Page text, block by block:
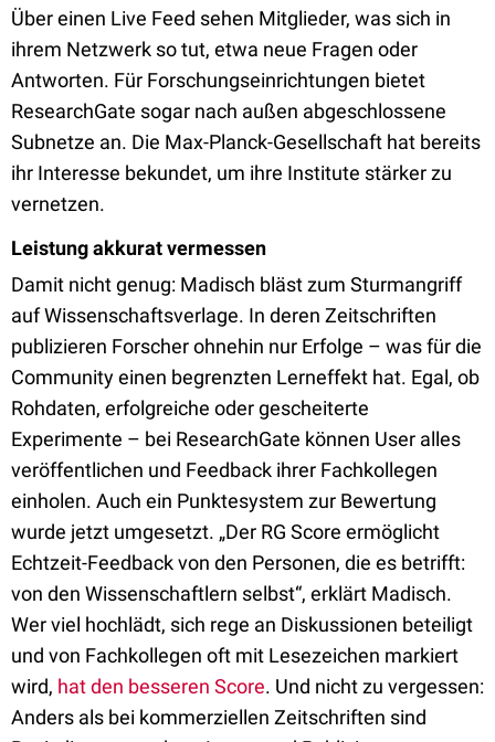
Über einen Live Feed sehen Mitglieder, was sich in
ihrem Netzwerk so tut, etwa neue Fragen oder
Antworten. Für Forschungseinrichtungen bietet
ResearchGate sogar nach außen abgeschlossene
Subnetze an. Die Max-Planck-Gesellschaft hat bereits
ihr Interesse bekundet, um ihre Institute stärker zu
vernetzen.
Leistung akkurat vermessen
Damit nicht genug: Madisch bläst zum Sturmangriff
auf Wissenschaftsverlage. In deren Zeitschriften
publizieren Forscher ohnehin nur Erfolge – was für die
Community einen begrenzten Lerneffekt hat. Egal, ob
Rohdaten, erfolgreiche oder gescheiterte
Experimente – bei ResearchGate können User alles
veröffentlichen und Feedback ihrer Fachkollegen
einholen. Auch ein Punktesystem zur Bewertung
wurde jetzt umgesetzt. „Der RG Score ermöglicht
Echtzeit-Feedback von den Personen, die es betrifft:
von den Wissenschaftlern selbst“, erklärt Madisch.
Wer viel hochlädt, sich rege an Diskussionen beteiligt
und von Fachkollegen oft mit Lesezeichen markiert
wird, hat den besseren Score. Und nicht zu vergessen:
Anders als bei kommerziellen Zeitschriften sind